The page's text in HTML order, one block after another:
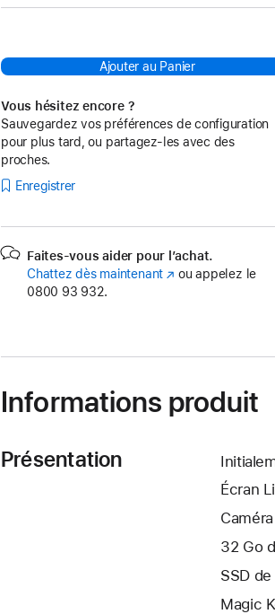
Ajouter au Panier
Vous hésitez encore ?
Sauvegardez vos préférences de configuration
pour plus tard, ou partagez-les avec des
proches.
Enregistrer
Faites-vous aider pour l’achat.
Chattez dès maintenant (s’ouvre
ou appelez le
0800 93 932.
Informations produit
Présentation
Écran
32 Go
SSD de
Magic